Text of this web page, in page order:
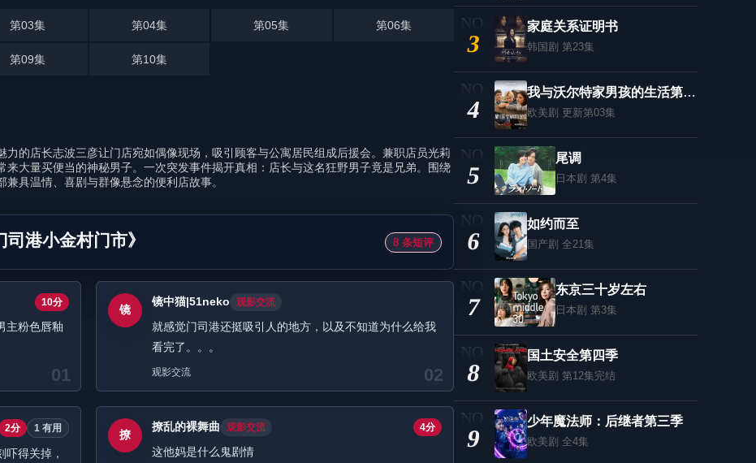
第03集 第04集 第05集 第06集
第09集 第10集
的店长志波三彦让门店宛如偶像现场，吸引顾客与公寓居民组成后援会。兼职店员光莉
大量买便当的神秘男子。一次突发事件揭开真相：店长与这名狂野男子竟是兄弟。围绕
具温情、喜剧与群像悬念的便利店故事。
港小金村门市》 8 条短评
01
10分
主粉色唇釉
02
镜
镜中猫|51neko 观影交流
就感觉门司港还挺吸引人的地方，以及不知道为什么给我
看完了。。。
观影交流
2分 1 有用
得关掉，
撩
撩乱的裸舞曲 观影交流 4分
这他妈是什么鬼剧情
3
家庭关系证明书
韩国剧 第23集
4
我与沃尔特家男孩的生活第三季
欧美剧 更新第03集
5
尾调
日本剧 第4集
6
如约而至
国产剧 全21集
7
东京三十岁左右
日本剧 第3集
8
国土安全第四季
欧美剧 第12集完结
9
少年魔法师：后继者第三季
欧美剧 全4集